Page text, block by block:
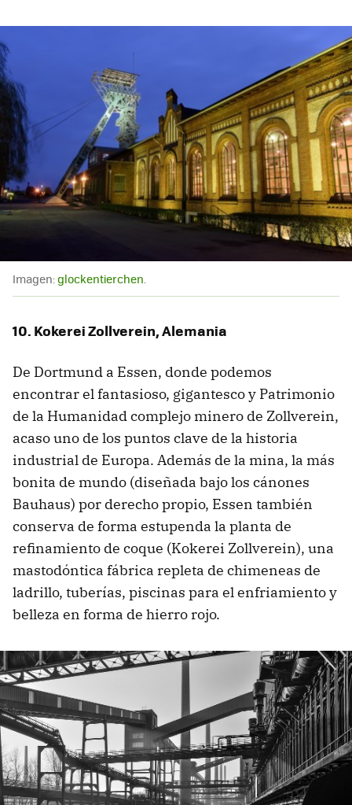
Imagen:glockentierchen
10. Kokerei Zollverein, Alemania
De Dortmund a Essen, donde podemos
encontrar el fantasioso, gigantesco y Patrimonio
de la Humanidad complejo minero de Zollverein,
acaso uno de los puntos clave de la historia
industrial de Europa. Además de la mina, la más
bonita de mundo (diseñada bajo los cánones
Bauhaus) por derecho propio, Essen también
conserva de forma estupenda la planta de
refinamiento de coque (Kokerei Zollverein), una
mastodóntica fábrica repleta de chimeneas de
ladrillo, tuberías, piscinas para el enfriamiento y
belleza en forma de hierro rojo.